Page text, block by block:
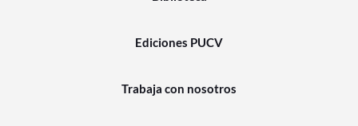
Ediciones PUCV
Trabaja con nosotros